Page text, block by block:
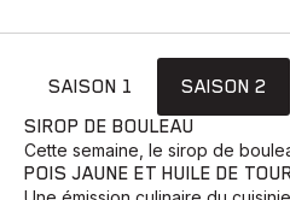
SAISON 1
SAISON 2
SIROP DE BOULEAU
Cette semaine, le sirop de
POIS JAUNE ET HUILE DE